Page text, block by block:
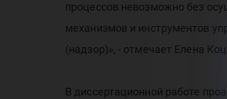
процессов невозможно без
механизмов и инструментов
(надзор)», - отмечает Елена
В диссертационной работе